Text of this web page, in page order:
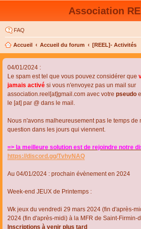
Association
FAQ
Accueil Accueil du forum [REEL]- Activités
04/01/2024 :
Le spam est tel que vous pouvez considérer que
jamais activé si vous n'envoyez pas un mail sur
association.reel[at]gmail.com avec votre pseudo
le [at] par @ dans le mail.
Nous n'avons malheureusement pas le temps de
question dans les jours qui viennent.
=> la meilleure solution est de rejoindre notre
https://discord.gg/TvhyNAQ
Au 04/01/2024 : prochain évènement en 2024
Week-end JEUX de Printemps :
Wk jeux du vendredi 29 mars 2024 (fin d'après-
2024 (fin d'après-midi) à la MFR de Saint-Firmin-
Inscriptions à venir plus tard